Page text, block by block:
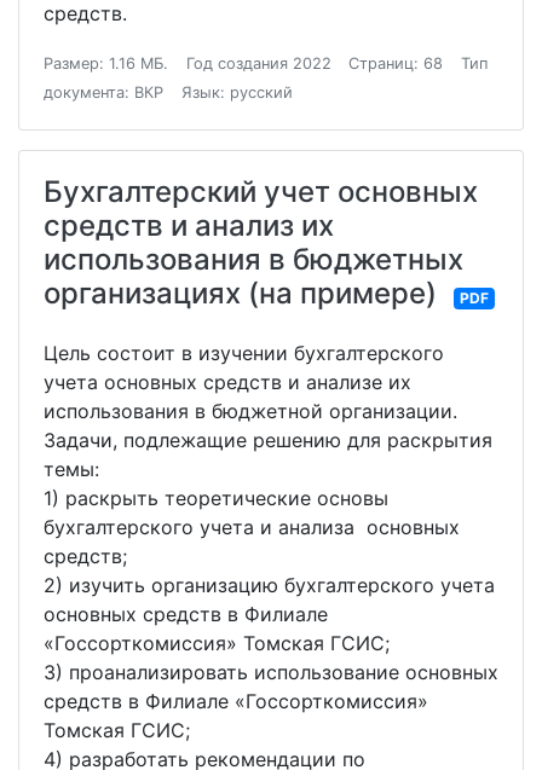
средств.
Размер: 1.16 МБ. Год создания 2022 Страниц: 68
Тип
документа: ВКР
Язык: русский
Бухгалтерский учет основных
средств и анализ их
использования в бюджетных
организациях (на примере)
PDF
Цель состоит в изучении бухгалтерского
учета основных средств и анализе их
использования в бюджетной организации.
Задачи, подлежащие решению для раскрытия
темы:
1) раскрыть теоретические основы
бухгалтерского учета и анализа основных
средств;
2) изучить организацию бухгалтерского учета
основных средств в Филиале
«Госсорткомиссия» Томская ГСИС;
3) проанализировать использование основных
средств в Филиале «Госсорткомиссия»
Томская ГСИС;
4) разработать рекомендации по